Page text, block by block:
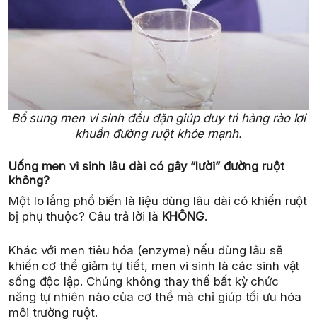
Bổ sung men vi sinh đều đặn giúp duy trì hàng rào lợi
khuẩn đường ruột khỏe mạnh.
Uống men vi sinh lâu dài có gây “lười” đường ruột
không?
Một lo lắng phổ biến là liệu dùng lâu dài có khiến ruột
bị phụ thuộc? Câu trả lời là KHÔNG.
Khác với men tiêu hóa (enzyme) nếu dùng lâu sẽ
khiến cơ thể giảm tự tiết, men vi sinh là các sinh vật
sống độc lập. Chúng không thay thế bất kỳ chức
năng tự nhiên nào của cơ thể mà chỉ giúp tối ưu hóa
môi trường ruột.